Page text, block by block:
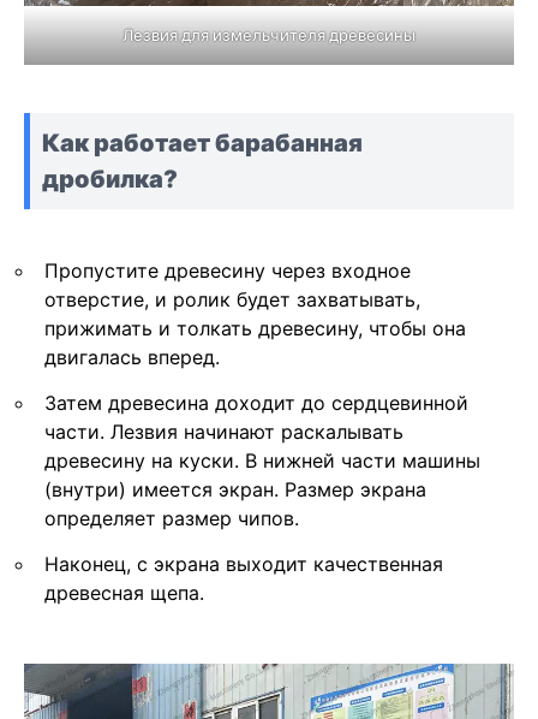
Лезвия для измельчителя древесины
Как работает барабанная
дробилка?
Пропустите древесину через входное
отверстие, и ролик будет захватывать,
прижимать и толкать древесину, чтобы она
двигалась вперед.
Затем древесина доходит до сердцевинной
части. Лезвия начинают раскалывать
древесину на куски. В нижней части машины
(внутри) имеется экран. Размер экрана
определяет размер чипов.
Наконец, с экрана выходит качественная
древесная щепа.